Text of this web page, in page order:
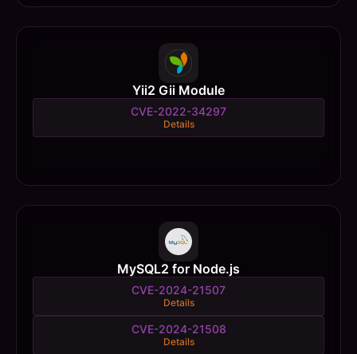
Yii2 Gii Module
CVE-2022-34297
Details
MySQL2 for Node.js
CVE-2024-21507
Details
CVE-2024-21508
Details